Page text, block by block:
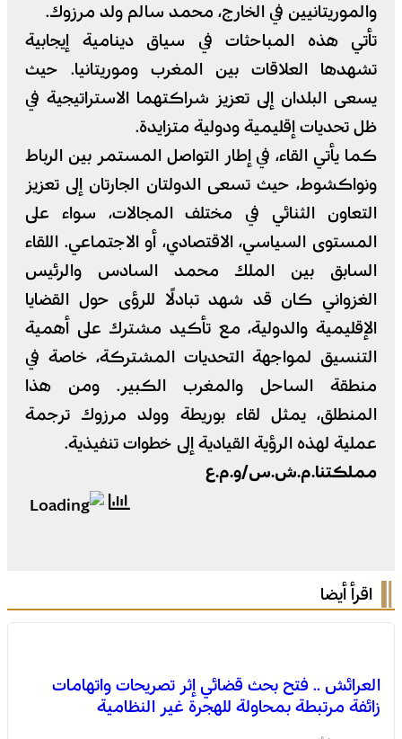
والموريتانيين في الخارج، محمد سالم ولد مرزوك.
تأتي هذه المباحثات في سياق دينامية إيجابية
تشهدها العلاقات بين المغرب وموريتانيا. حيث
يسعى البلدان إلى تعزيز شراكتهما الاستراتيجية في
ظل تحديات إقليمية ودولية متزايدة.
كما يأتي القاء، في إطار التواصل المستمر بين الرباط
ونواكشوط، حيث تسعى الدولتان الجارتان إلى تعزيز
التعاون الثنائي في مختلف المجالات، سواء على
المستوى السياسي، الاقتصادي، أو الاجتماعي. اللقاء
السابق بين الملك محمد السادس والرئيس
الغزواني كان قد شهد تبادلًا للرؤى حول القضايا
الإقليمية والدولية، مع تأكيد مشترك على أهمية
التنسيق لمواجهة التحديات المشتركة، خاصة في
منطقة الساحل والمغرب الكبير. ومن هذا
المنطلق، يمثل لقاء بوريطة وولد مرزوك ترجمة
عملية لهذه الرؤية القيادية إلى خطوات تنفيذية.
مملكتنا.م.ش.س/و.م.ع
اقرأ أيضا
العرائش .. فتح بحث قضائي إثر تصريحات واتهامات
زائفة مرتبطة بمحاولة للهجرة غير النظامية